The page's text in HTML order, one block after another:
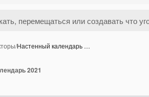
/Настенный календарь …
2021